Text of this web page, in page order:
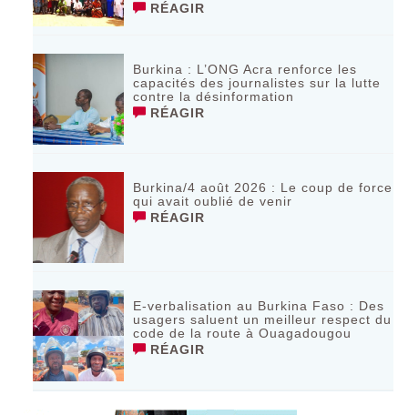
RÉAGIR
Burkina : L’ONG Acra renforce les
capacités des journalistes sur la lutte
contre la désinformation
RÉAGIR
Burkina/4 août 2026 : Le coup de force
qui avait oublié de venir
RÉAGIR
E-verbalisation au Burkina Faso : Des
usagers saluent un meilleur respect du
code de la route à Ouagadougou
RÉAGIR